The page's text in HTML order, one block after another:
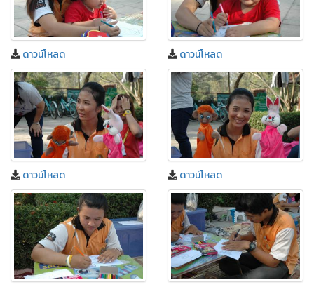
ดาวน์โหลด ดาวน์โหลด
ดาวน์โหลด ดาวน์โหลด